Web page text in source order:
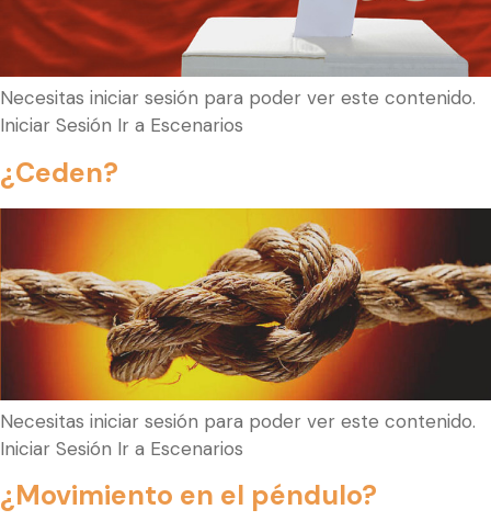
Necesitas iniciar sesión para poder ver este contenido.
Iniciar Sesión Ir a Escenarios
¿Ceden?
Necesitas iniciar sesión para poder ver este contenido.
Iniciar Sesión Ir a Escenarios
¿Movimiento en el péndulo?